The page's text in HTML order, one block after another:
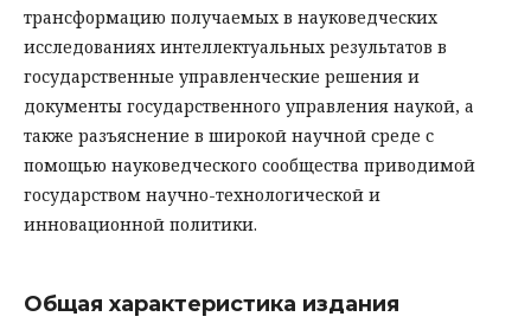
трансформацию получаемых в науковедческих
исследованиях интеллектуальных результатов в
государственные управленческие решения и
документы государственного управления наукой, а
также разъяснение в широкой научной среде с
помощью науковедческого сообщества приводимой
государством научно-технологической и
инновационной политики.
Общая характеристика издания